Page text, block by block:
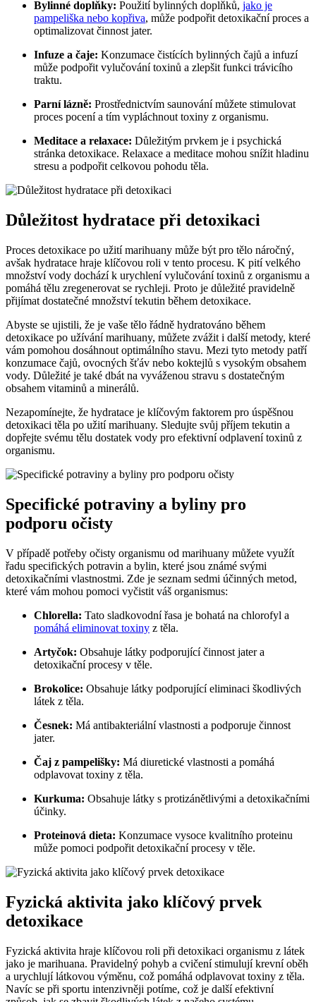
Bylinné doplňky: Použití bylinných doplňků, jako je
pampeliška nebo kopřiva, může podpořit detoxikační proces a
optimalizovat činnost jater.
Infuze a čaje: Konzumace čistících bylinných čajů a infuzí
může podpořit vylučování toxinů a zlepšit funkci trávicího
traktu.
Parní lázně: Prostřednictvím saunování můžete stimulovat
proces pocení a tím vypláchnout toxiny z organismu.
Meditace a relaxace: Důležitým prvkem je i psychická
stránka detoxikace. Relaxace a meditace mohou snížit hladinu
stresu a podpořit celkovou pohodu těla.
Důležitost hydratace při detoxikaci
Proces detoxikace po užití marihuany může být pro tělo náročný,
avšak hydratace hraje klíčovou roli v tento procesu. K pití velkého
množství vody dochází k urychlení vylučování toxinů z organismu a
pomáhá tělu zregenerovat se rychleji. Proto je důležité pravidelně
přijímat dostatečné množství tekutin během detoxikace.
Abyste se ujistili, že je vaše tělo řádně hydratováno během
detoxikace po užívání marihuany, můžete zvážit i další metody, které
vám pomohou dosáhnout optimálního stavu. Mezi tyto metody patří
konzumace čajů, ovocných šťáv nebo koktejlů s vysokým obsahem
vody. Důležité je také dbát na vyváženou stravu s dostatečným
obsahem vitaminů a minerálů.
Nezapomínejte, že hydratace je klíčovým faktorem pro úspěšnou
detoxikaci těla po užití marihuany. Sledujte svůj příjem tekutin a
dopřejte svému tělu dostatek vody pro efektivní odplavení toxinů z
organismu.
Specifické potraviny a byliny pro
podporu očisty
V případě potřeby očisty organismu od marihuany můžete využít
řadu specifických potravin a bylin, které jsou známé svými
detoxikačními vlastnostmi. Zde je seznam sedmi účinných metod,
které vám mohou pomoci vyčistit váš organismus:
Chlorella: Tato sladkovodní řasa je bohatá na chlorofyl a
pomáhá eliminovat toxiny z těla.
Artyčok: Obsahuje látky podporující činnost jater a
detoxikační procesy v těle.
Brokolice: Obsahuje látky podporující eliminaci škodlivých
látek z těla.
Česnek: Má antibakteriální vlastnosti a podporuje činnost
jater.
Čaj z pampelišky: Má diuretické vlastnosti a pomáhá
odplavovat toxiny z těla.
Kurkuma: Obsahuje látky s protizánětlivými a detoxikačními
účinky.
Proteinová dieta: Konzumace vysoce kvalitního proteinu
může pomoci podpořit detoxikační procesy v těle.
Fyzická aktivita jako klíčový prvek
detoxikace
Fyzická aktivita hraje klíčovou roli při detoxikaci organismu z látek
jako je marihuana. Pravidelný pohyb a cvičení stimulují krevní oběh
a urychlují látkovou výměnu, což pomáhá odplavovat toxiny z těla.
Navíc se při sportu intenzivněji potíme, což je další efektivní